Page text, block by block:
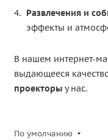
Развлечения и
эффекты и
В нашем интернет-
выдающееся
проекторы у нас.
По умолчанию